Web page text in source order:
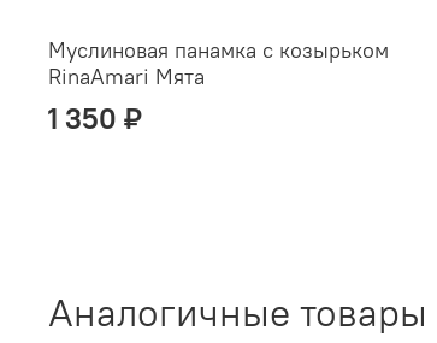
Муслиновая панамка с козырьком
RinaAmari Мята
1 350 ₽
Аналогичные товары